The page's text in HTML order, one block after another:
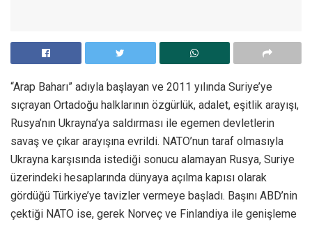
“Arap Baharı” adıyla başlayan ve 2011 yılında Suriye’ye
sıçrayan Ortadoğu halklarının özgürlük, adalet, eşitlik arayışı,
Rusya’nın Ukrayna’ya saldırması ile egemen devletlerin
savaş ve çıkar arayışına evrildi. NATO’nun taraf olmasıyla
Ukrayna karşısında istediği sonucu alamayan Rusya, Suriye
üzerindeki hesaplarında dünyaya açılma kapısı olarak
gördüğü Türkiye’ye tavizler vermeye başladı. Başını ABD’nin
çektiği NATO ise, gerek Norveç ve Finlandiya ile genişleme